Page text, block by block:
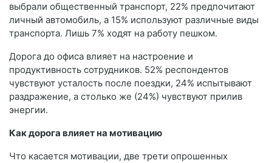
выбрали общественный транспорт, 22% предпочитают
личный автомобиль, а 15% используют различные виды
транспорта. Лишь 7% ходят на работу пешком.
Дорога до офиса влияет на настроение и
продуктивность сотрудников. 52% респондентов
чувствуют усталость после поездки, 24% испытывают
раздражение, а столько же (24%) чувствуют прилив
энергии.
Как дорога влияет на мотивацию
Что касается мотивации, две трети опрошенных